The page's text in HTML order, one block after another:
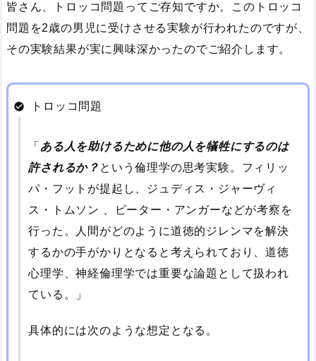
皆さん、トロッコ問題ってご存知ですか。このトロッコ
問題を2歳の男児に受けさせる実験が行われたのですが、
その実験結果が実に興味深かったのでご紹介します。
トロッコ問題
ある人を助けるために他の人を犠牲にするのは
許されるか？ という倫理学の思考実験。フィリッ
パ・フットが提起し、ジュディス・ジャーヴィ
ス・トムソン 、ピーター・アンガーなどが考察を
行った。人間がどのように道徳的ジレンマを解決
するかの手がかりとなると考えられており、道徳
心理学、神経倫理学では重要な論題として扱われ
ている。
具体的には次のような想定となる。